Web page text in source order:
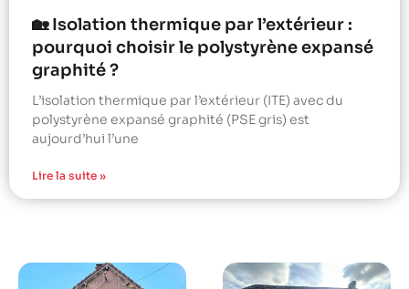
🏡 Isolation thermique par l’extérieur :
pourquoi choisir le polystyrène expansé
graphité ?
L’isolation thermique par l’extérieur (ITE) avec du
polystyrène expansé graphité (PSE gris) est
aujourd’hui l’une
Lire la suite »